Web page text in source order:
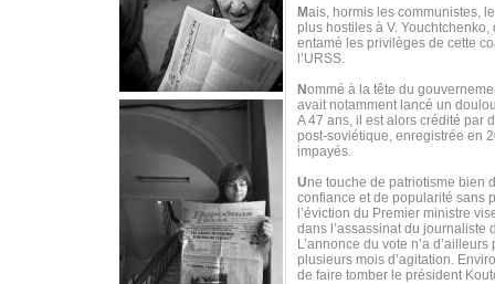
Mais, hormis les communistes,
plus hostiles à V.
entamé les privilèges de cette
l’URSS.
Nommé à la tête du
avait notamment lancé un
A 47 ans, il est alors crédité par
post-soviétique, enregistrée en
impayés.
Une touche de patriotisme bien
confiance et de popularité sans
l’éviction du Premier ministre
dans l’assassinat du journaliste
L’annonce du vote n’a
plusieurs mois d’agitation.
de faire tomber le président